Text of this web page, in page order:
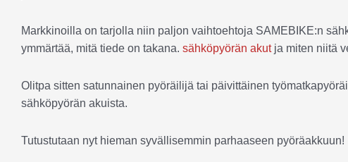
Markkinoilla on tarjolla niin paljon vaihtoehtoja SAMEBIKE:n
ymmärtää, mitä tiede on takana. sähköpyörän akutja miten niitä
Olitpa sitten satunnainen pyöräilijä tai päivittäinen
sähköpyörän akuista.
Tutustutaan nyt hieman syvällisemmin parhaaseen pyöräakkuun!